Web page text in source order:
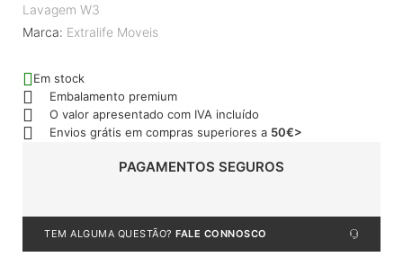
Lavagem W3
Marca: Extralife Moveis
Em stock
Embalamento premium
O valor apresentado com IVA incluído
Envios grátis em compras superiores a 50€>
PAGAMENTOS SEGUROS
TEM ALGUMA QUESTÃO? FALE CONNOSCO